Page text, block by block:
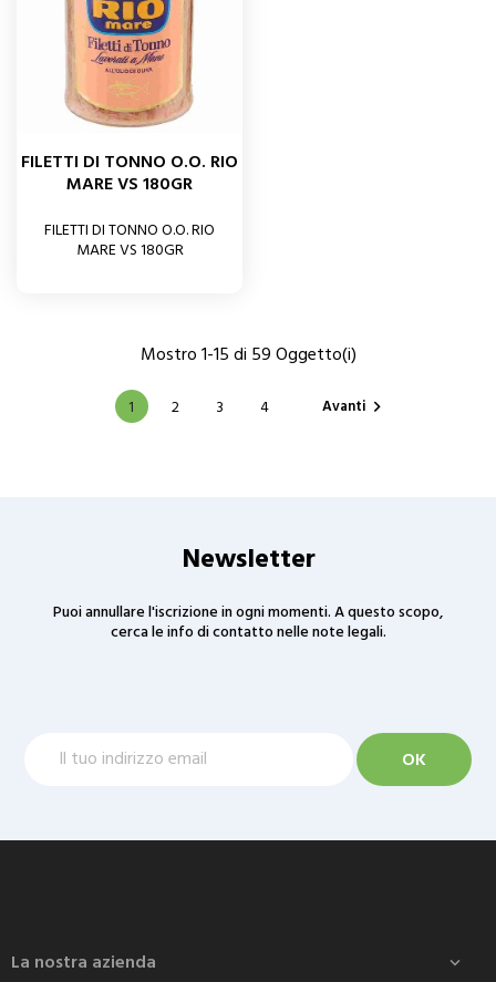
FILETTI DI TONNO O.O. RIO
MARE VS 180GR
FILETTI DI TONNO O.O. RIO
MARE VS 180GR
Mostro 1-15 di 59 Oggetto(i)
1 2 3 4 Avanti 
Newsletter
Puoi annullare l'iscrizione in ogni momenti. A questo scopo,
cerca le info di contatto nelle note legali.
La nostra azienda 